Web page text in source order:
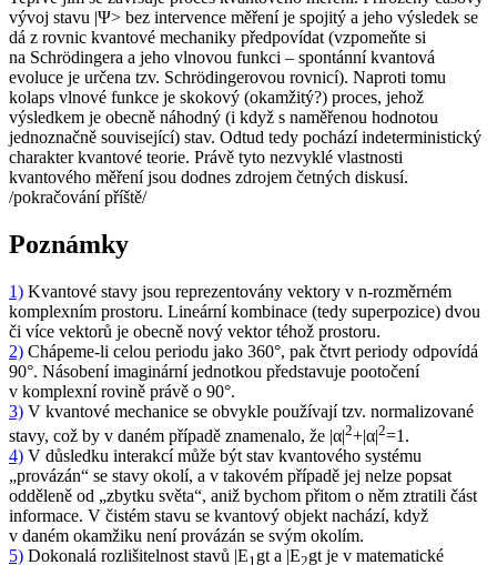
vývoj stavu |Ψ> bez intervence měření je spojitý a jeho výsledek se
dá z rovnic kvantové mechaniky předpovídat (vzpomeňte si
na Schrödingera a jeho vlnovou funkci – spontánní kvantová
evoluce je určena tzv. Schrödingerovou rovnicí). Naproti tomu
kolaps vlnové funkce je skokový (okamžitý?) proces, jehož
výsledkem je obecně náhodný (i když s naměřenou hodnotou
jednoznačně související) stav. Odtud tedy pochází indeterministický
charakter kvantové teorie. Právě tyto nezvyklé vlastnosti
kvantového měření jsou dodnes zdrojem četných diskusí.
/pokračování příště/
Poznámky
1) Kvantové stavy jsou reprezentovány vektory v n-rozměrném
komplexním prostoru. Lineární kombinace (tedy superpozice) dvou
či více vektorů je obecně nový vektor téhož prostoru.
2) Chápeme-li celou periodu jako 360°, pak čtvrt periody odpovídá
90°. Násobení imaginární jednotkou představuje pootočení
v komplexní rovině právě o 90°.
3) V kvantové mechanice se obvykle používají tzv. normalizované
stavy, což by v daném případě znamenalo, že |α|2+|α|2=1.
4) V důsledku interakcí může být stav kvantového systému
„provázán“ se stavy okolí, a v takovém případě jej nelze popsat
odděleně od „zbytku světa“, aniž bychom přitom o něm ztratili část
informace. V čistém stavu se kvantový objekt nachází, když
v daném okamžiku neníprovázán se svým okolím.
5) Dokonalá rozlišitelnost stavů |E gt a |E gt je v matematické